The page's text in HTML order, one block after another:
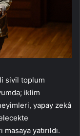
sivil toplum
iklim
yapay zekâ
yatırıldı.